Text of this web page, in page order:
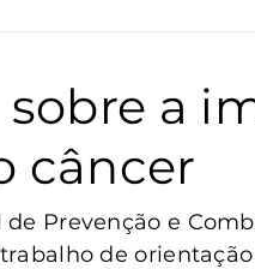
Destaque
Sul Conselho Tutelar
a
câncer
Prevenção e
de